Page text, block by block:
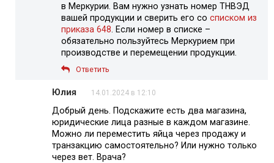
в Меркурии. Вам нужно узнать номер ТНВЭД
вашей продукции и сверить его со списком из
приказа 648 . Если номер в списке –
обязательно пользуйтесь Меркурием при
производстве и перемещении продукции.
Ответить
Юлия 14.01.2024 в 12:10
Добрый день. Подскажите есть два магазина,
юридические лица разные в каждом магазине.
Можно ли переместить яйца через продажу и
транзакцию самостоятельно? Или нужно только
через вет. Врача?